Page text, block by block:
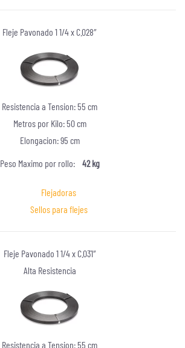
Fleje Pavonado 1 1/4 x C.028″
Resistencia a Tension: 55 cm
Metros por Kilo: 50 cm
Elongacion: 95 cm
Peso Maximo por rollo:
42 kg
Flejadoras
Sellos para flejes
Fleje Pavonado 1 1/4 x C.031″
Alta Resistencia
Resistencia a Tension: 55 cm